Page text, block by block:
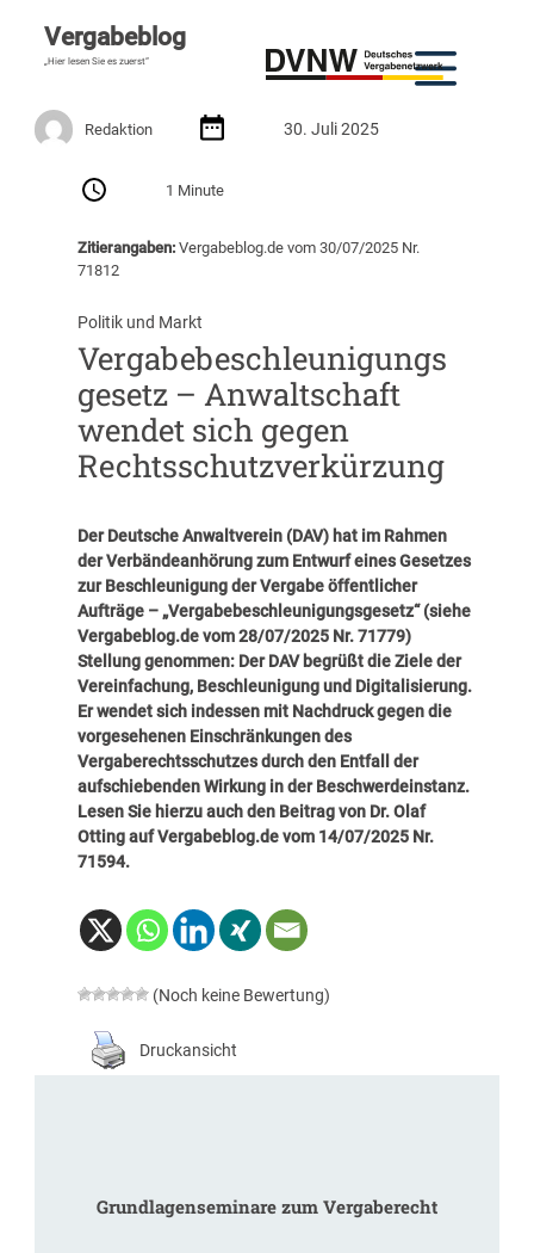
Vergabeblog
„Hier lesen Sie es zuerst“
Redaktion 30. Juli 2025
1 Minute
Zitierangaben:Vergabeblog.de vom 30/07/2025 Nr.
71812
Politik und Markt
Vergabebeschleunigungs
gesetz – Anwaltschaft
wendet sich gegen
Rechtsschutzverkürzung
Der Deutsche Anwaltverein (DAV) hat im Rahmen
der Verbändeanhörung zum Entwurf eines Gesetzes
zur Beschleunigung der Vergabe öffentlicher
Aufträge – „Vergabebeschleunigungsgesetz“ (siehe
Vergabeblog.de vom 28/07/2025 Nr. 71779)
Stellung genommen: Der DAV begrüßt die Ziele der
Vereinfachung, Beschleunigung und Digitalisierung.
Er wendet sich indessen mit Nachdruck gegen die
vorgesehenen Einschränkungen des
Vergaberechtsschutzes durch den Entfall der
aufschiebenden Wirkung in der Beschwerdeinstanz.
Lesen Sie hierzu auch den Beitrag von Dr. Olaf
Otting aufVergabeblog.de vom 14/07/2025 Nr.
71594.
(Noch keine Bewertung)
Druckansicht
Grundlagenseminare zum Vergaberecht